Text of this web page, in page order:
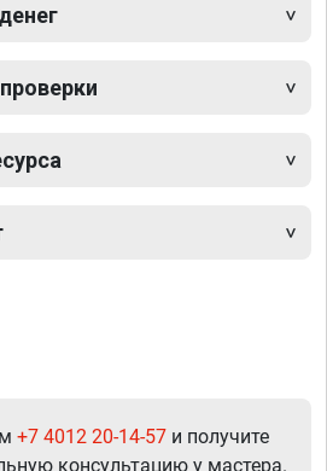
+7 4012 20-14-57 и получите
консультацию у мастера.